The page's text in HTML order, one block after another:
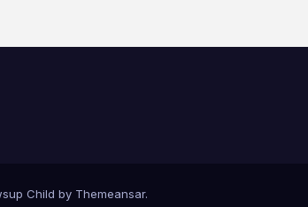
Child by Themeansar.